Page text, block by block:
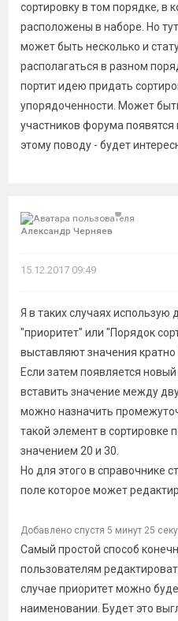
сортировку в том порядке, в
расположены в наборе. Но
может быть несколько и
располагаться в разном
портит идею придать
упорядоченности. Может
участников форума
этому поводу - будет
Александр Черняев
15.12.2017 09:49
Я в таких случаях использую
"приоритет" или "Порядок
выставляют значения
Если затем появляется
вставить значение между
можно назначить
такой элемент в сортировке
значением 20 и 30.
Но для этого в справочнике
поле которое может
Добавлено спустя 5 минут 25
Самый простой способ
пользователям
случае приоритет можно
наименовании. Будет это